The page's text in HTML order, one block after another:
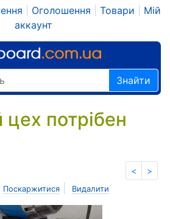
Оголошення Товари
Мій
аккаунт
Знайти
потрібен
< >
Поскаржитися Видалити